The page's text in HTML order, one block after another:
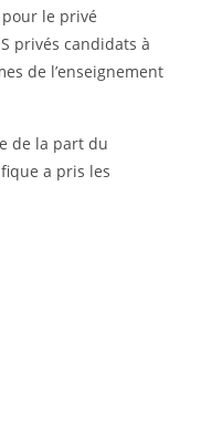
le privé
privés candidats à
de l’enseignement
de la part du
a pris les